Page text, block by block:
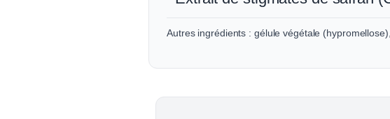
Autres ingrédients : gélule végétale